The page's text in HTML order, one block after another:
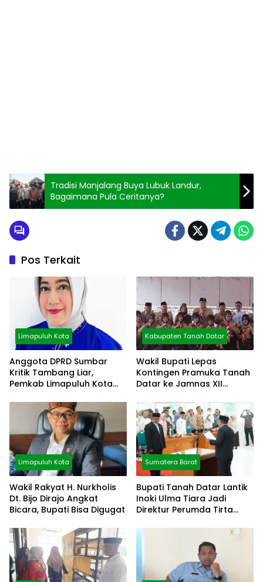
Tradisi Manjalang Buya Lubuk Landur,
Bagaimana Pula Ceritanya?
Pos Terkait
Limapuluh Kota
Anggota DPRD Sumbar
Kritik Tambang Liar,
Pemkab Limapuluh Kota
Kabupaten Tanah Datar
Wakil Bupati Lepas
Kontingen Pramuka Tanah
Datar ke Jamnas XII
Limapuluh Kota
Wakil Rakyat H. Nurkholis
Dt. Bijo Dirajo Angkat
Bicara, Bupati Bisa Digugat
Sumatera Barat
Bupati Tanah Datar Lantik
Inoki Ulma Tiara Jadi
Direktur Perumda Tirta